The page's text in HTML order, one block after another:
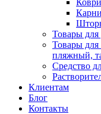
Товары для
Товары для
пляжный,
Средство
Клиентам
Блог
Контакты